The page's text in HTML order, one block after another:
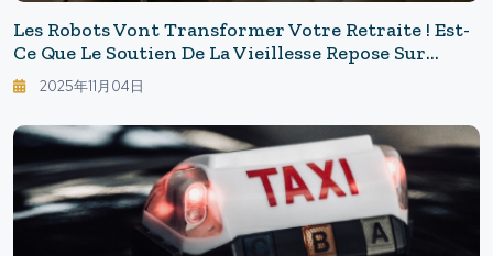
Les Robots Vont Transformer Votre Retraite ! Est-
Ce Que Le Soutien De La Vieillesse Repose Sur
"l'humain + Le Robot" ? Possibilités Et Limites
Observées Sur Le Terrain
2025年11月04日